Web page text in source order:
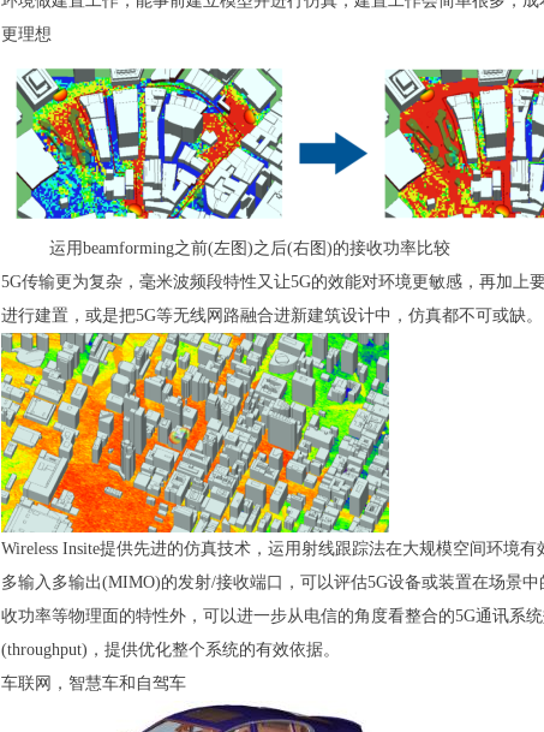
更理想
运用beamforming之前(左图)之后(右图)的接收功率比较
5G传输更为复杂，毫米波频段特性又让5G的效能对环境更敏感，再加
进行建置，或是把5G等无线网路融合进新建筑设计中，仿真都不可或缺。
Wireless Insite提供先进的仿真技术，运用射线跟踪法在大规模空间环境
多输入多输出(MIMO)的发射/接收端口，可以评估5G设备或装置在场景
收功率等物理面的特性外，可以进一步从电信的角度看整合的5G通讯系
(throughput)，提供优化整个系统的有效依据。
车联网，智慧车和自驾车